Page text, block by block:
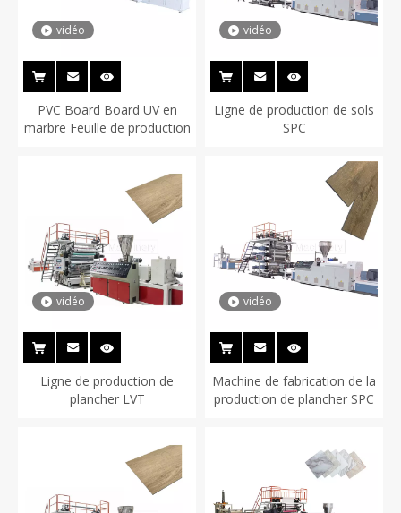
vidéo
PVC Board Board UV en
marbre Feuille de production
vidéo
Ligne de production de sols
SPC
vidéo
Ligne de production de
plancher LVT
vidéo
Machine de fabrication de la
production de plancher SPC